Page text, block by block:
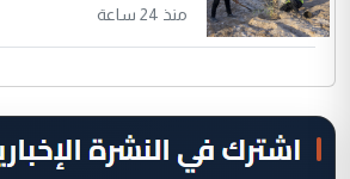
منذ 24 ساعة